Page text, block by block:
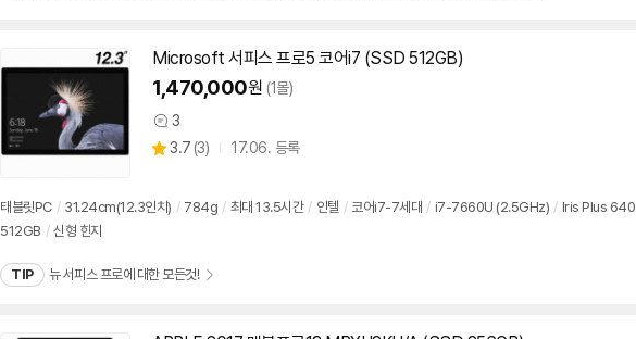
Microsoft 서피스 프로5 코어i7 (SSD 512GB)
1,470,000원 (1몰)
상
품
3
별
3.7 (상
3) 17.06. 등록
태블릿PC / 31.24cm(12.3인치) / 784g / 최대 13.5시간 / 인텔 / 코어i7-7세대 / i7-7660U (2.5GHz) / Iris Plus 640
512GB / 신형 힌지
TIP 뉴 서피스 프로에 대한 모든것!